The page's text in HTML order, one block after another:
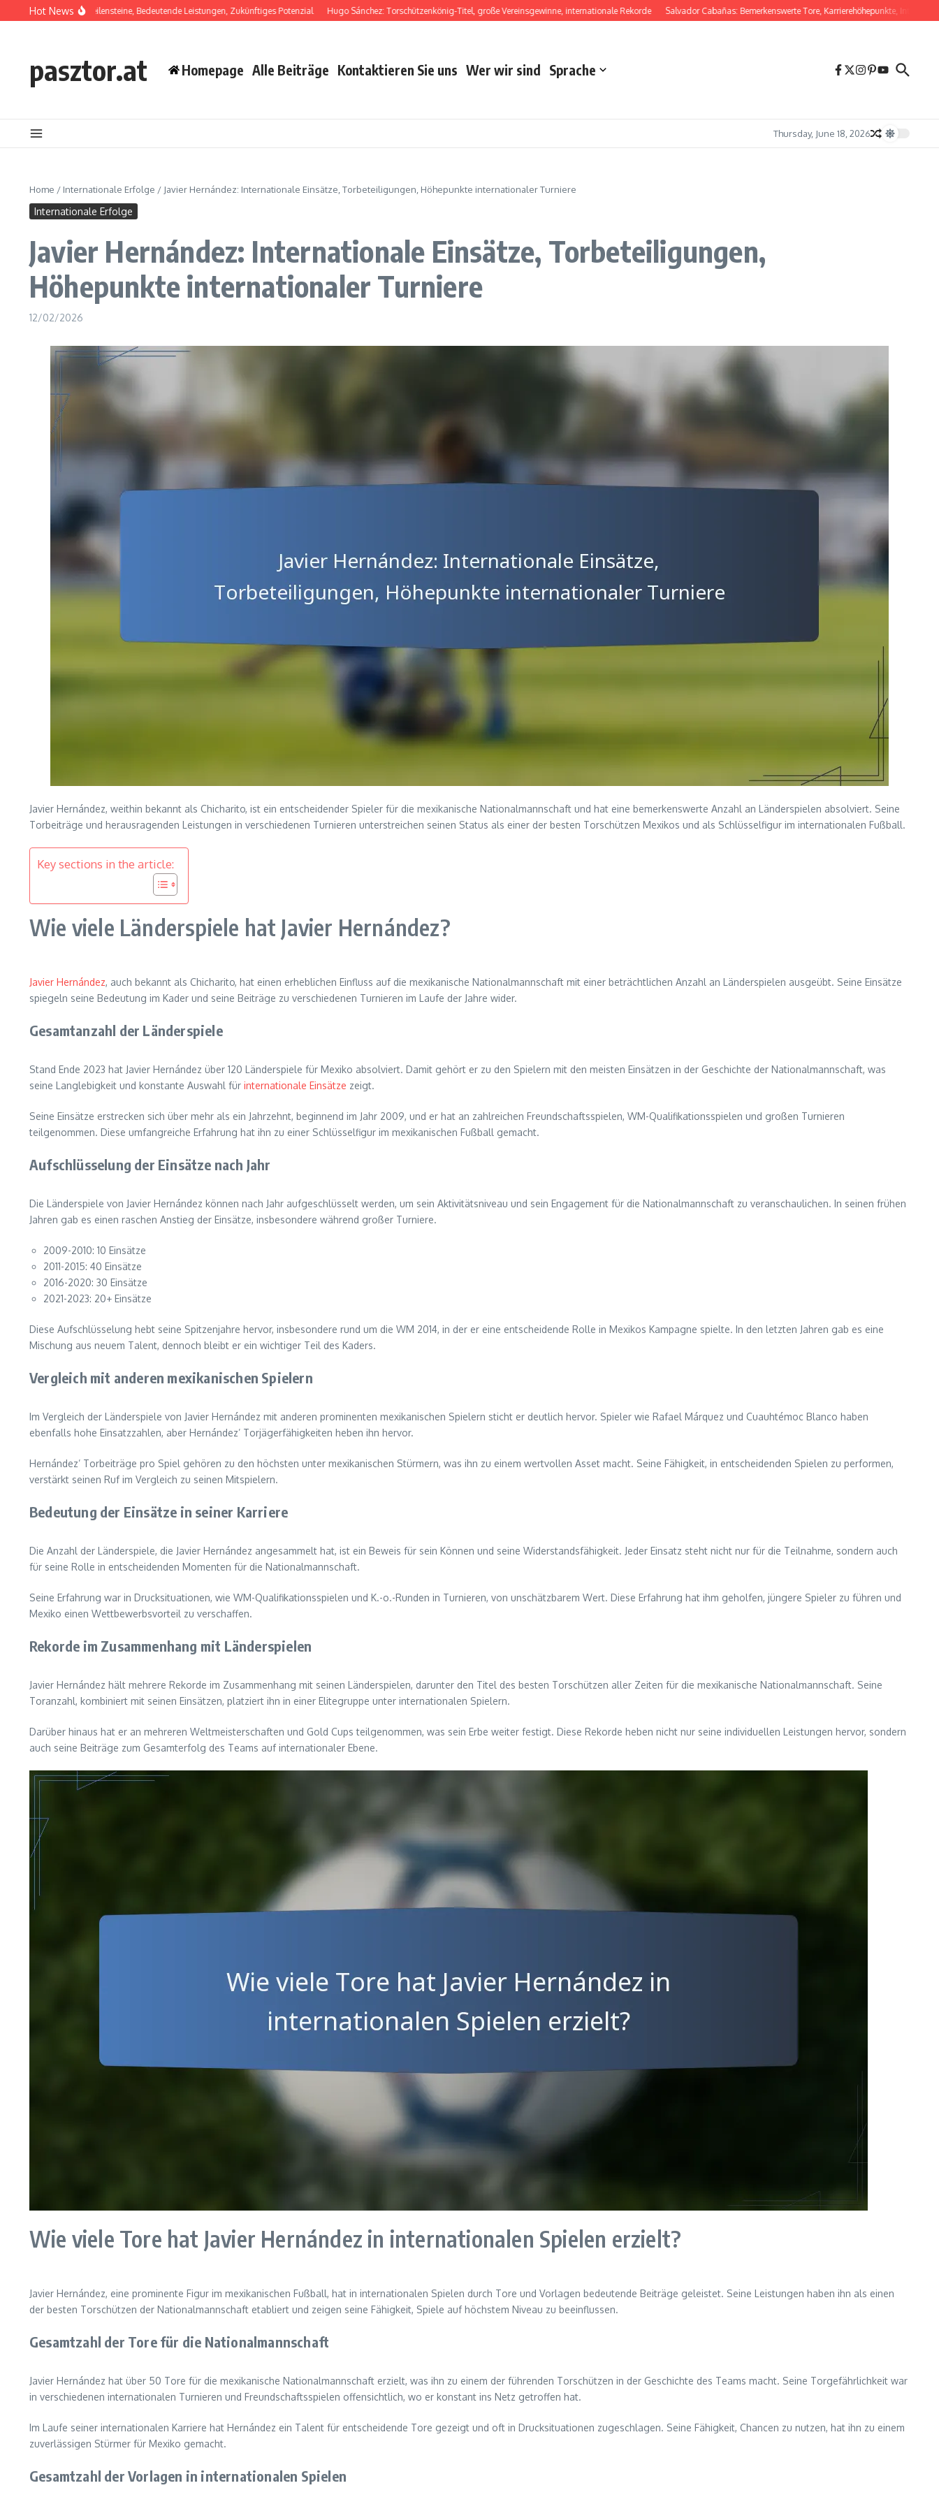
Skip to content
Hot News
Karriere-Meilensteine, Bedeutende Leistungen, Zukünftiges Potenzial Hugo Sánchez: Torschützenkönig-Titel, große Vereinsgewinne, internationale Rekorde Salvador Cabañas: Bemerkenswerte Tore, Karrierehöhepunkte, Internationaler
pasztor.at Homepage Alle Beiträge Kontaktieren Sie uns Wer wir sind Sprache
Thursday, June 18, 2026
Home / Internationale Erfolge / Javier Hernández: Internationale Einsätze, Torbeteiligungen, Höhepunkte internationaler Turniere
Internationale Erfolge
Javier Hernández: Internationale Einsätze, Torbeteiligungen,
Höhepunkte internationaler Turniere
12/02/2026
Javier Hernández, weithin bekannt als Chicharito, ist ein entscheidender Spieler für die mexikanische Nationalmannschaft und hat eine bemerkenswerte Anzahl an Länderspielen absolviert. Seine
Torbeiträge und herausragenden Leistungen in verschiedenen Turnieren unterstreichen seinen Status als einer der besten Torschützen Mexikos und als Schlüsselfigur im internationalen Fußball.
Key sections in the article:
Wie viele Länderspiele hat Javier Hernández?
Javier Hernández, auch bekannt als Chicharito, hat einen erheblichen Einfluss auf die mexikanische Nationalmannschaft mit einer beträchtlichen Anzahl an Länderspielen ausgeübt. Seine Einsätze
spiegeln seine Bedeutung im Kader und seine Beiträge zu verschiedenen Turnieren im Laufe der Jahre wider.
Gesamtanzahl der Länderspiele
Stand Ende 2023 hat Javier Hernández über 120 Länderspiele für Mexiko absolviert. Damit gehört er zu den Spielern mit den meisten Einsätzen in der Geschichte der Nationalmannschaft, was
seine Langlebigkeit und konstante Auswahl für internationale Einsätze zeigt.
Seine Einsätze erstrecken sich über mehr als ein Jahrzehnt, beginnend im Jahr 2009, und er hat an zahlreichen Freundschaftsspielen, WM-Qualifikationsspielen und großen Turnieren
teilgenommen. Diese umfangreiche Erfahrung hat ihn zu einer Schlüsselfigur im mexikanischen Fußball gemacht.
Aufschlüsselung der Einsätze nach Jahr
Die Länderspiele von Javier Hernández können nach Jahr aufgeschlüsselt werden, um sein Aktivitätsniveau und sein Engagement für die Nationalmannschaft zu veranschaulichen. In seinen frühen
Jahren gab es einen raschen Anstieg der Einsätze, insbesondere während großer Turniere.
2009-2010: 10 Einsätze
2011-2015: 40 Einsätze
2016-2020: 30 Einsätze
2021-2023: 20+ Einsätze
Diese Aufschlüsselung hebt seine Spitzenjahre hervor, insbesondere rund um die WM 2014, in der er eine entscheidende Rolle in Mexikos Kampagne spielte. In den letzten Jahren gab es eine
Mischung aus neuem Talent, dennoch bleibt er ein wichtiger Teil des Kaders.
Vergleich mit anderen mexikanischen Spielern
Im Vergleich der Länderspiele von Javier Hernández mit anderen prominenten mexikanischen Spielern sticht er deutlich hervor. Spieler wie Rafael Márquez und Cuauhtémoc Blanco haben
ebenfalls hohe Einsatzzahlen, aber Hernández’ Torjägerfähigkeiten heben ihn hervor.
Hernández’ Torbeiträge pro Spiel gehören zu den höchsten unter mexikanischen Stürmern, was ihn zu einem wertvollen Asset macht. Seine Fähigkeit, in entscheidenden Spielen zu performen,
verstärkt seinen Ruf im Vergleich zu seinen Mitspielern.
Bedeutung der Einsätze in seiner Karriere
Die Anzahl der Länderspiele, die Javier Hernández angesammelt hat, ist ein Beweis für sein Können und seine Widerstandsfähigkeit. Jeder Einsatz steht nicht nur für die Teilnahme, sondern auch
für seine Rolle in entscheidenden Momenten für die Nationalmannschaft.
Seine Erfahrung war in Drucksituationen, wie WM-Qualifikationsspielen und K.-o.-Runden in Turnieren, von unschätzbarem Wert. Diese Erfahrung hat ihm geholfen, jüngere Spieler zu führen und
Mexiko einen Wettbewerbsvorteil zu verschaffen.
Rekorde im Zusammenhang mit Länderspielen
Javier Hernández hält mehrere Rekorde im Zusammenhang mit seinen Länderspielen, darunter den Titel des besten Torschützen aller Zeiten für die mexikanische Nationalmannschaft. Seine
Toranzahl, kombiniert mit seinen Einsätzen, platziert ihn in einer Elitegruppe unter internationalen Spielern.
Darüber hinaus hat er an mehreren Weltmeisterschaften und Gold Cups teilgenommen, was sein Erbe weiter festigt. Diese Rekorde heben nicht nur seine individuellen Leistungen hervor, sondern
auch seine Beiträge zum Gesamterfolg des Teams auf internationaler Ebene.
Wie viele Tore hat Javier Hernández in internationalen Spielen erzielt?
Javier Hernández, eine prominente Figur im mexikanischen Fußball, hat in internationalen Spielen durch Tore und Vorlagen bedeutende Beiträge geleistet. Seine Leistungen haben ihn als einen
der besten Torschützen der Nationalmannschaft etabliert und zeigen seine Fähigkeit, Spiele auf höchstem Niveau zu beeinflussen.
Gesamtzahl der Tore für die Nationalmannschaft
Javier Hernández hat über 50 Tore für die mexikanische Nationalmannschaft erzielt, was ihn zu einem der führenden Torschützen in der Geschichte des Teams macht. Seine Torgefährlichkeit war
in verschiedenen internationalen Turnieren und Freundschaftsspielen offensichtlich, wo er konstant ins Netz getroffen hat.
Im Laufe seiner internationalen Karriere hat Hernández ein Talent für entscheidende Tore gezeigt und oft in Drucksituationen zugeschlagen. Seine Fähigkeit, Chancen zu nutzen, hat ihn zu einem
zuverlässigen Stürmer für Mexiko gemacht.
Gesamtzahl der Vorlagen in internationalen Spielen